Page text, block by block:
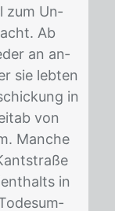
zum Un­
Ab
an an­
sie leb­ten
in
von
Man­che
in